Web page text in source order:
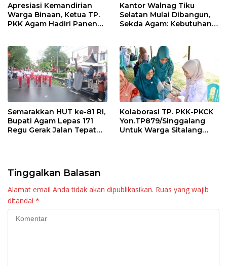
Apresiasi Kemandirian
Warga Binaan, Ketua TP.
PKK Agam Hadiri Panen
Kantor Walnag Tiku
Selatan Mulai Dibangun,
Sekda Agam: Kebutuhan
Semarakkan HUT ke-81 RI,
Bupati Agam Lepas 171
Regu Gerak Jalan Tepat
Kolaborasi TP. PKK-PKCK
Yon.TP879/Singgalang
Untuk Warga Sitalang
Tinggalkan Balasan
Alamat email Anda tidak akan dipublikasikan. Ruas yang wajib
ditandai *